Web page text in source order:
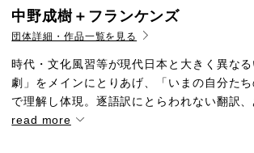
中野成樹＋フランケンズ
団体詳細・作品一覧を見る
時代・文化風習等が現代日本と大きく異な
劇」をメインにとりあげ、「いまの自分たち
で理解し体現。逐語訳にとらわれない翻訳
read more